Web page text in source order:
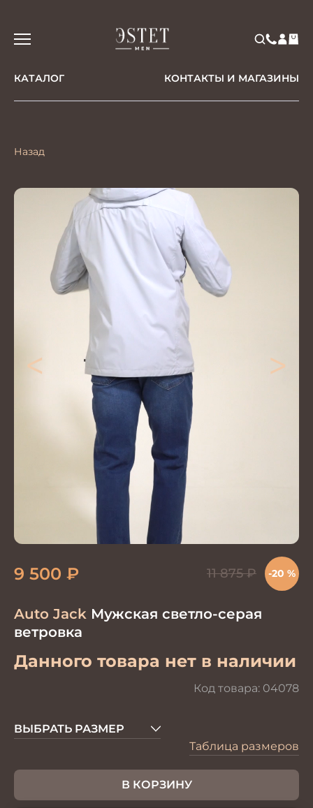
КАТАЛОГ КОНТАКТЫ И МАГАЗИНЫ
Назад
< >
Auto Jack Мужская светло-серая
ветровка
Данного товара нет в наличии
Код товара: 04078
9 500 ₽ 11 875₽ -20 %
ВЫБРАТЬ РАЗМЕР
Таблица размеров
В КОРЗИНУ